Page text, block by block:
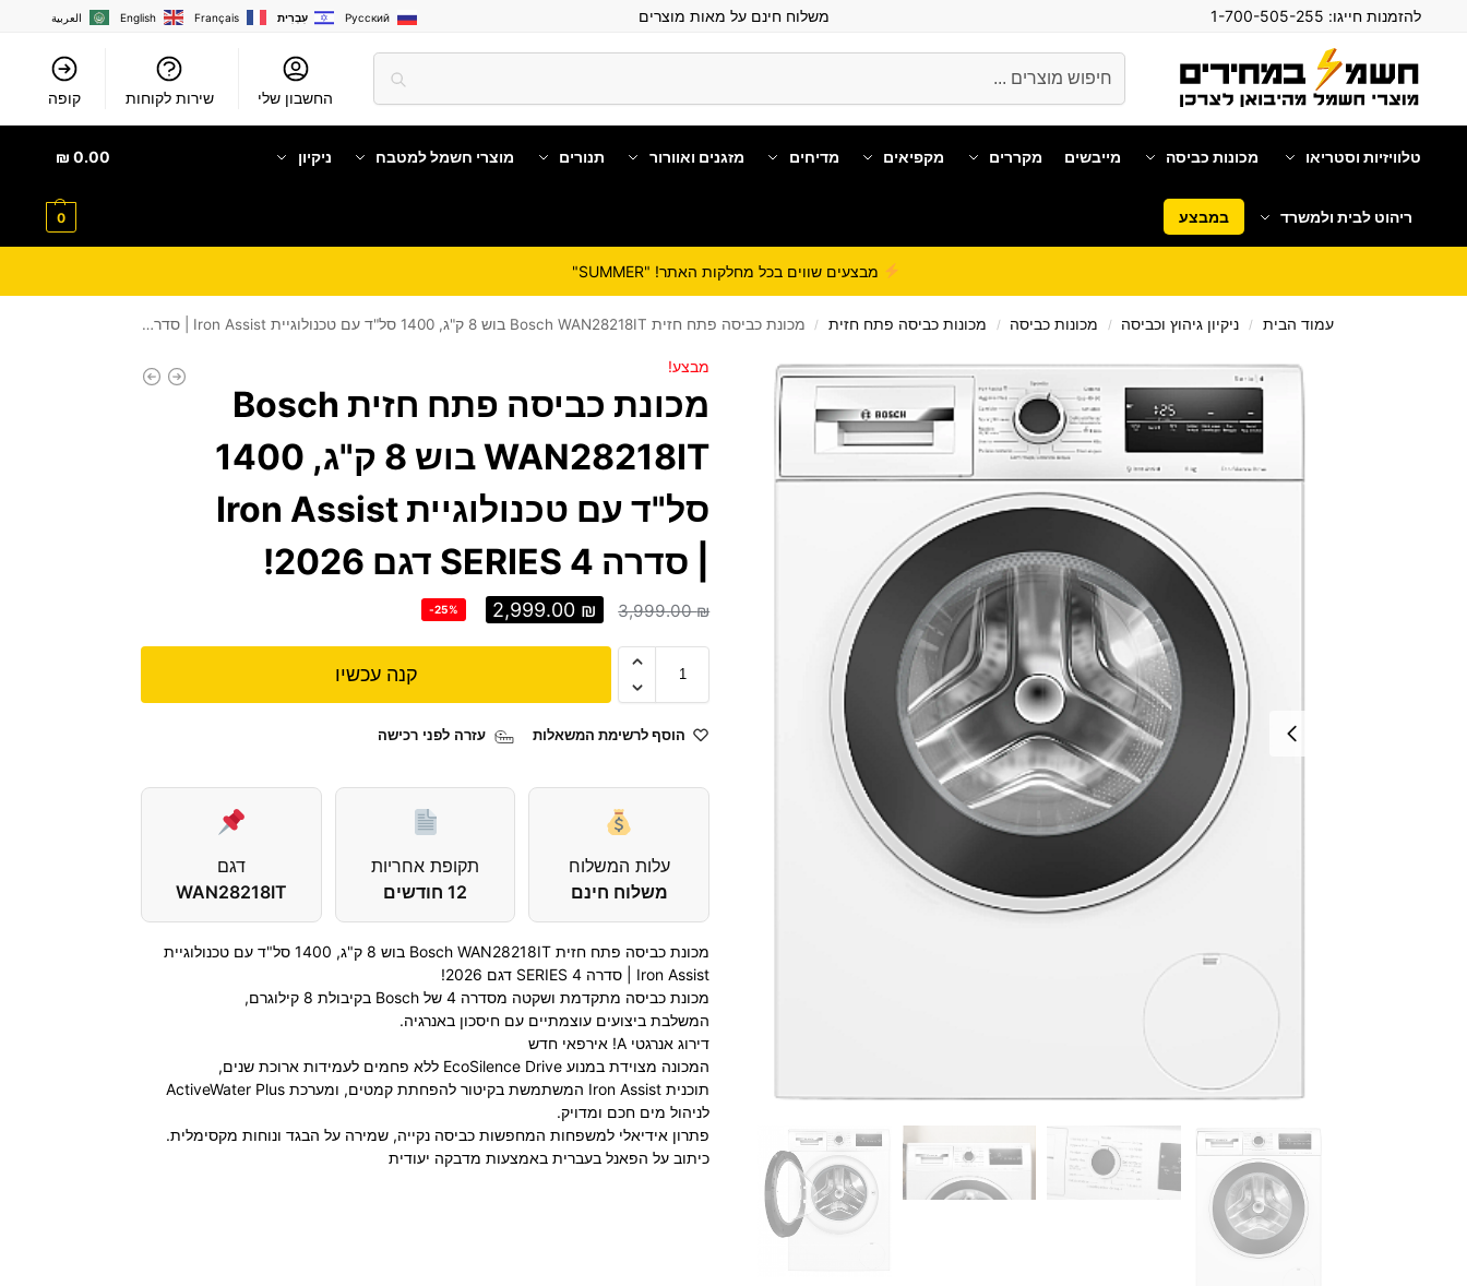
להזמנות חייגו: משלוח חינם על מאות מוצרים العربية English Français עִבְרִית Русский
החשבון שלי שירות לקוחות קופה
טלוויזיות וסטריאו מכונות כביסה מייבשים מקררים מקפיאים מדיחים מזגנים ואוורור תנורים מוצרי חשמל למטבח ניקיון
ריהוט לבית ולמשרד במבצע
0.00
₪
0
מבצעים שווים בכל מחלקות האתר! "SUMMER"
עמוד הבית / ניקיון גיהוץ וכביסה / מכונות כביסה / מכונות כביסה פתח חזית / מכונת כביסה פתח חזית Bosch WAN28218IT בוש 8 ק"ג, 1400 סל"ד עם טכנולוגיית Iron Assist | סדרה 4 SERIES דגם 2026!
מבצע!
מכונת כביסה פתח חזית Bosch
WAN28218IT בוש 8 ק"ג, 1400
סל"ד עם טכנולוגיית Iron Assist
| סדרה 4 SERIES דגם 2026!
3,999.00₪
2,999.00 ₪
-25%
קנה עכשיו
הוסף לרשימת המשאלות עזרה לפני רכישה
עלות המשלוח
משלוח חינם
תקופת אחריות
12 חודשים
דגם
WAN28218IT
מכונת כביסה פתח חזית Bosch WAN28218IT בוש 8 ק"ג, 1400 סל"ד עם טכנולוגיית
Iron Assist | סדרה 4 SERIES דגם 2026!
מכונת כביסה מתקדמת ושקטה מסדרה 4 של Bosch בקיבולת 8 קילוגרם,
המשלבת ביצועים עוצמתיים עם חיסכון באנרגיה.
דירוג אנרגטי A! אירפאי חדש
המכונה מצוידת במנוע EcoSilence Drive ללא פחמים לעמידות ארוכת שנים,
תוכנית Iron Assist המשתמשת בקיטור להפחתת קמטים, ומערכת ActiveWater Plus
לניהול מים חכם ומדויק.
פתרון אידיאלי למשפחות המחפשות כביסה נקייה, שמירה על הבגד ונוחות מקסימלית.
כיתוב על הפאנל בעברית באמצעות מדבקה יעודית